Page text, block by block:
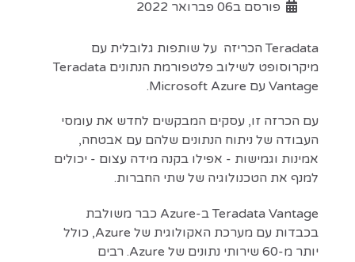
פורסם ב06 פברואר 2022
Teradata הכריזה על שותפות גלובלית עם
מיקרוסופט לשילוב פלטפורמת הנתונים Teradata
Vantage עם Microsoft Azure.
עם הכרזה זו, עסקים המבקשים לחדש את עומסי
העבודה של ניתוח הנתונים שלהם עם אבטחה,
אמינות וגמישות - אפילו בקנה מידה עצום - יכולים
למנף את הטכנולוגיה של שתי החברות.
Teradata Vantage ב-Azure כבר משולבת
בכבדות עם מערכת האקולוגית של Azure, כולל
יותר מ-60 שירותי נתונים של Azure. רבים